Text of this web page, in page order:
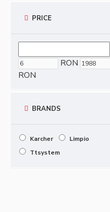
PRICE
RON
RON
BRANDS
Karcher
Limpio
Ttsystem